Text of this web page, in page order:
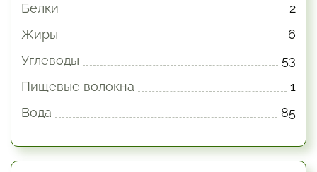
Белки
2
Жиры
6
Углеводы
53
Пищевые волокна
1
Вода
85